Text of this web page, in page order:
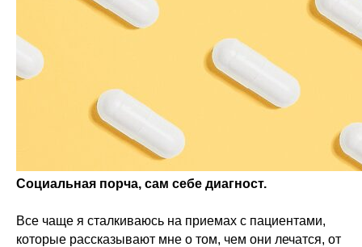
Социальная порча, сам себе диагност.
Все чаще я сталкиваюсь на приемах с пациентами,
которые рассказывают мне о том, чем они лечатся, от